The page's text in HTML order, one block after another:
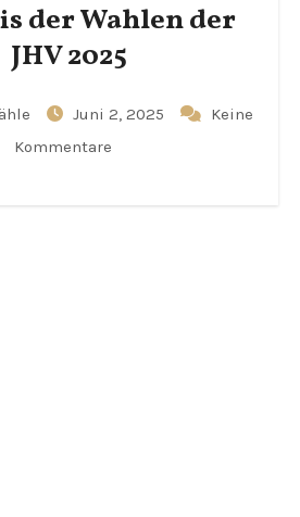
der Wahlen der
JHV 2025
Juni 2, 2025
Keine
Kommentare